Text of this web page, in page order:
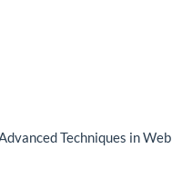
Techniques in Web